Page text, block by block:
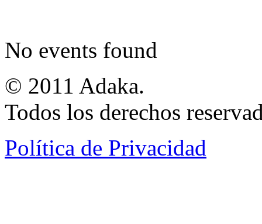
No events found
© 2011 Adaka.
Todos los derechos
Política de Privacidad